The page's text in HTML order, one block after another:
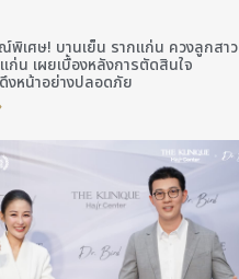
เศษ! บานเย็น รากแก่น ควงลูกสาว
ก่น เผยเบื้องหลังการตัดสินใจ
หน้าอย่างปลอดภัย